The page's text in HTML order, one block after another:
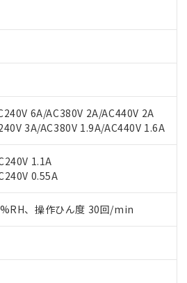
6A/AC380V 2A/AC440V 2A
3A/AC380V 1.9A/AC440V 1.6A
1.1A
0.55A
、操作ひん度 30回/min
用ください。
品の当社在庫状況および標準価格(税
サービスの対象外となる商品もあるこ
載している更新日時点での社内データ
庫および標準価格とは異なる場合があ
のお取引先、またはお客様担当のオム
点は「販売ネットワーク
」をご確認く
前の承諾なく第三者に漏洩または開示
含有に非対応の商品で、対応品を出す
含有の対応状況を調査中または確認中
質有無と関係のない商品です。
ものが、含有品と判明した場合など
ウム(Cd) 100ppm以下、
(PBB) 1000ppm以下、ポリ臭化ジフェニルエー
以下、フタル酸ブチルベンジル（BBP）
1000ppm以下
用除外項目は除く。
的な使用がないことを確認しています。
前後することがあります。
準値以下であることを示します。
準値を超えていることを示します。
合わせください。
) : 100ppm、
類) : 1000ppm、 PBDEs(ポリ臭化ジフェニルエ
ソブチル) : 1000ppm、 BBP(フタル酸ブチルベン
値以下であることを示します。
外部に漏えいし、環境に深刻な影響
替および外国貿易法に定める商品（以
は、日本国政府の輸出許可(または役
化学兵器、生物兵器またはその他武器
合は、上記1、2および3の内容を当該
関係者が違法に輸出するおそれがある
は、お客様のお取引先、またはお客様
ださい)